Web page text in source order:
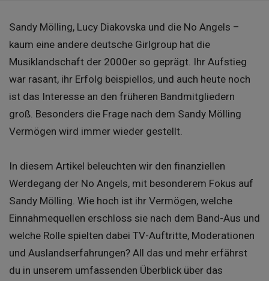
Sandy Mölling, Lucy Diakovska und die No Angels –
kaum eine andere deutsche Girlgroup hat die
Musiklandschaft der 2000er so geprägt. Ihr Aufstieg
war rasant, ihr Erfolg beispiellos, und auch heute noch
ist das Interesse an den früheren Bandmitgliedern
groß. Besonders die Frage nach dem Sandy Mölling
Vermögen wird immer wieder gestellt.
In diesem Artikel beleuchten wir den finanziellen
Werdegang der No Angels, mit besonderem Fokus auf
Sandy Mölling. Wie hoch ist ihr Vermögen, welche
Einnahmequellen erschloss sie nach dem Band-Aus und
welche Rolle spielten dabei TV-Auftritte, Moderationen
und Auslandserfahrungen? All das und mehr erfährst
du in unserem umfassenden Überblick über das